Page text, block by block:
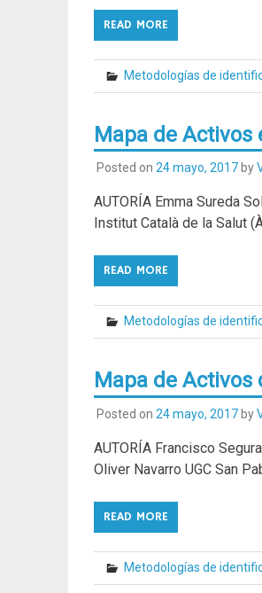
READ MORE
Metodologías de
Mapa de Activos
Posted on 24 mayo, 2017by
AUTORÍA Emma Sureda
Institut Català de la Salut
READ MORE
Metodologías de
Mapa de Activos
Posted on 24 mayo, 2017by
AUTORÍA Francisco
Oliver Navarro UGC San
READ MORE
Metodologías de